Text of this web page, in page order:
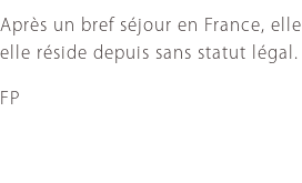
Après un bref séjour en France,
elle réside depuis sans statut légal.
FP